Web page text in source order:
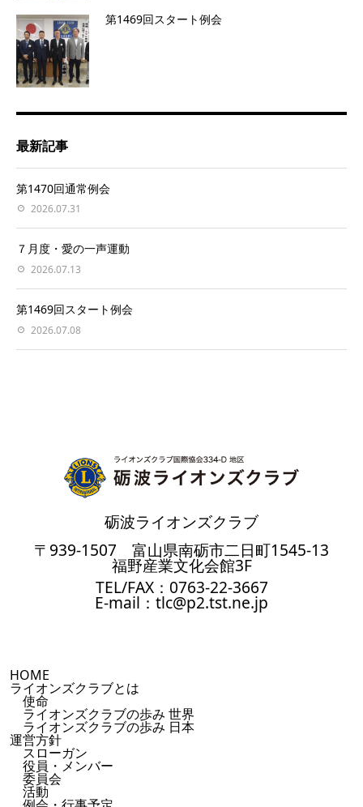
第1469回スタート例会
最新記事
第1470回通常例会
2026.07.31
７月度・愛の一声運動
2026.07.13
第1469回スタート例会
2026.07.08
砺波ライオンズクラブ
〒939-1507 富山県南砺市二日町1545-13
福野産業文化会館3F
TEL/FAX：0763-22-3667
E-mail：tlc@p2.tst.ne.jp
HOME
ライオンズクラブとは
使命
ライオンズクラブの歩み 世界
ライオンズクラブの歩み 日本
運営方針
スローガン
役員・メンバー
委員会
活動